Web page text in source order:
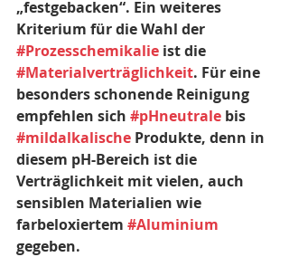
„festgebacken“. Ein weiteres
Kriterium für die Wahl der
#Prozesschemikalie ist die
#Materialverträglichkeit. Für eine
besonders schonende Reinigung
empfehlen sich #pHneutrale bis
#mildalkalische Produkte, denn in
diesem pH-Bereich ist die
Verträglichkeit mit vielen, auch
sensiblen Materialien wie
farbeloxiertem #Aluminium
gegeben.